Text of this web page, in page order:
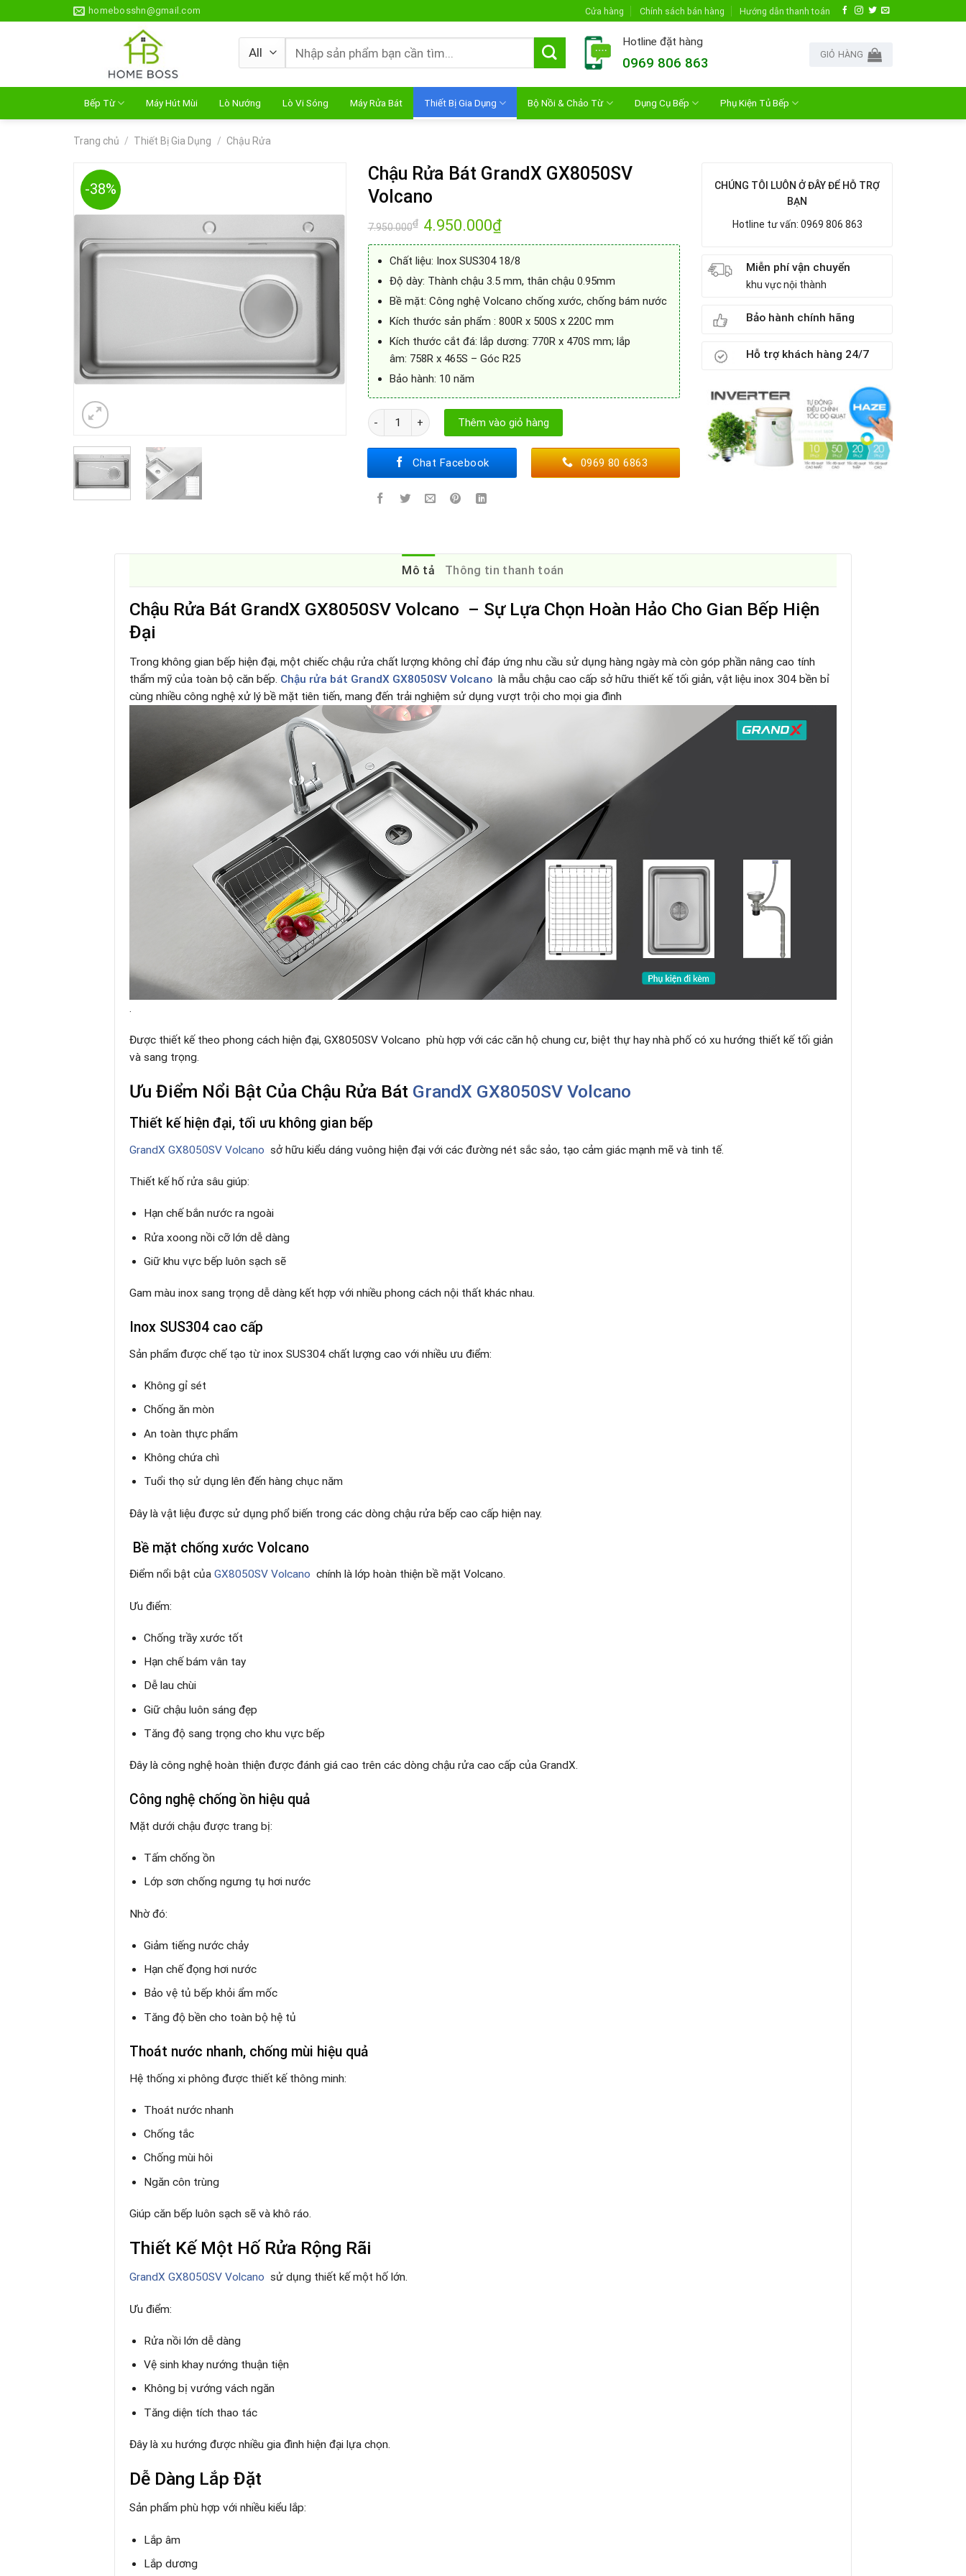
to
homebosshn@gmail.com Cửa hàng Chính sách bán hàng Hướng dẫn thanh toán
Tìm
kiếm:
Hotline đặt hàng
0969 806 863
GIỎ HÀNG
Bếp Từ Máy Hút Mùi Lò Nướng Lò Vi Sóng Máy Rửa Bát Thiết Bị Gia Dụng Bộ Nồi & Chảo Từ Dụng Cụ Bếp Phụ Kiện Tủ Bếp
Trang chủ / Thiết Bị Gia Dụng / Chậu Rửa
-38%
Chậu Rửa Bát GrandX GX8050SV
Volcano
7.950.000₫
Giá
gốc
là:
4.950.000₫Giá
hiện
tại
4.950.000₫.
Chất liệu: Inox SUS304 18/8
Độ dày: Thành chậu 3.5 mm, thân chậu 0.95mm
Bề mặt: Công nghệ Volcano chống xước, chống bám nước
Kích thước sản phẩm : 800R x 500S x 220C mm
Kích thước cắt đá: lắp dương: 770R x 470S mm; lắp
âm: 758R x 465S – Góc R25
Bảo hành: 10 năm
Chậu Rửa Bát GrandX GX8050SV Volcano số lượng
Thêm vào giỏ hàng
Chat Facebook 0969 80 6863
CHÚNG TÔI LUÔN Ở ĐÂY ĐỂ HỖ TRỢ
BẠN
Hotline tư vấn: 0969 806 863
Miễn phí vận chuyển
khu vực nội thành
Bảo hành chính hãng
Hỗ trợ khách hàng 24/7
Mô tả Thông tin thanh toán
Chậu Rửa Bát GrandX GX8050SV Volcano – Sự Lựa Chọn Hoàn Hảo Cho Gian Bếp Hiện
Đại
Trong không gian bếp hiện đại, một chiếc chậu rửa chất lượng không chỉ đáp ứng nhu cầu sử dụng hàng ngày mà còn góp phần nâng cao tính
thẩm mỹ của toàn bộ căn bếp. Chậu rửa bát GrandX GX8050SV Volcano là mẫu chậu cao cấp sở hữu thiết kế tối giản, vật liệu inox 304 bền bỉ
cùng nhiều công nghệ xử lý bề mặt tiên tiến, mang đến trải nghiệm sử dụng vượt trội cho mọi gia đình
.
Được thiết kế theo phong cách hiện đại, GX8050SV Volcano phù hợp với các căn hộ chung cư, biệt thự hay nhà phố có xu hướng thiết kế tối giản
và sang trọng.
Ưu Điểm Nổi Bật Của Chậu Rửa Bát GrandX GX8050SV Volcano
Thiết kế hiện đại, tối ưu không gian bếp
GrandX GX8050SV Volcano sở hữu kiểu dáng vuông hiện đại với các đường nét sắc sảo, tạo cảm giác mạnh mẽ và tinh tế.
Thiết kế hố rửa sâu giúp:
Hạn chế bắn nước ra ngoài
Rửa xoong nồi cỡ lớn dễ dàng
Giữ khu vực bếp luôn sạch sẽ
Gam màu inox sang trọng dễ dàng kết hợp với nhiều phong cách nội thất khác nhau.
Inox SUS304 cao cấp
Sản phẩm được chế tạo từ inox SUS304 chất lượng cao với nhiều ưu điểm:
Không gỉ sét
Chống ăn mòn
An toàn thực phẩm
Không chứa chì
Tuổi thọ sử dụng lên đến hàng chục năm
Đây là vật liệu được sử dụng phổ biến trong các dòng chậu rửa bếp cao cấp hiện nay.
Bề mặt chống xước Volcano
Điểm nổi bật của GX8050SV Volcano chính là lớp hoàn thiện bề mặt Volcano.
Ưu điểm:
Chống trầy xước tốt
Hạn chế bám vân tay
Dễ lau chùi
Giữ chậu luôn sáng đẹp
Tăng độ sang trọng cho khu vực bếp
Đây là công nghệ hoàn thiện được đánh giá cao trên các dòng chậu rửa cao cấp của GrandX.
Công nghệ chống ồn hiệu quả
Mặt dưới chậu được trang bị:
Tấm chống ồn
Lớp sơn chống ngưng tụ hơi nước
Nhờ đó:
Giảm tiếng nước chảy
Hạn chế đọng hơi nước
Bảo vệ tủ bếp khỏi ẩm mốc
Tăng độ bền cho toàn bộ hệ tủ
Thoát nước nhanh, chống mùi hiệu quả
Hệ thống xi phông được thiết kế thông minh:
Thoát nước nhanh
Chống tắc
Chống mùi hôi
Ngăn côn trùng
Giúp căn bếp luôn sạch sẽ và khô ráo.
Thiết Kế Một Hố Rửa Rộng Rãi
GrandX GX8050SV Volcano sử dụng thiết kế một hố lớn.
Ưu điểm:
Rửa nồi lớn dễ dàng
Vệ sinh khay nướng thuận tiện
Không bị vướng vách ngăn
Tăng diện tích thao tác
Đây là xu hướng được nhiều gia đình hiện đại lựa chọn.
Dễ Dàng Lắp Đặt
Sản phẩm phù hợp với nhiều kiểu lắp:
Lắp âm
Lắp dương